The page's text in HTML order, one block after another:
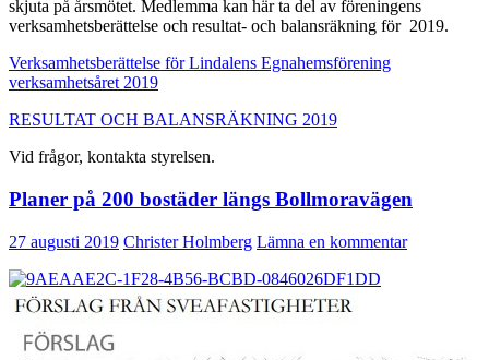
skjuta på årsmötet. Medlemma kan här ta del av föreningens
verksamhetsberättelse och resultat- och balansräkning för 2019.
Verksamhetsberättelse för Lindalens Egnahemsförening
verksamhetsåret 2019
RESULTAT OCH BALANSRÄKNING 2019
Vid frågor, kontakta styrelsen.
Planer på 200 bostäder längs Bollmoravägen
27 augusti 2019 Christer Holmberg Lämna en kommentar